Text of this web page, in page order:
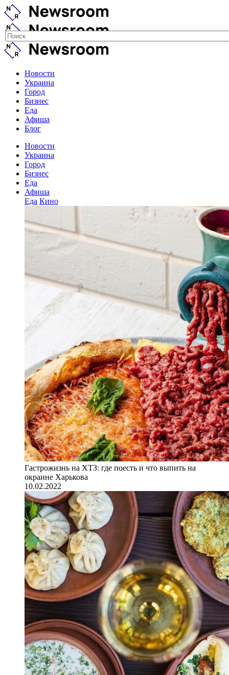
Новости
Украина
Город
Бизнес
Еда
Афиша
Блог
Новости
Украина
Город
Бизнес
Еда
Афиша
Еда Кино
Гастрожизнь на ХТЗ: где поесть и что выпить на
окраине Харькова
10.02.2022